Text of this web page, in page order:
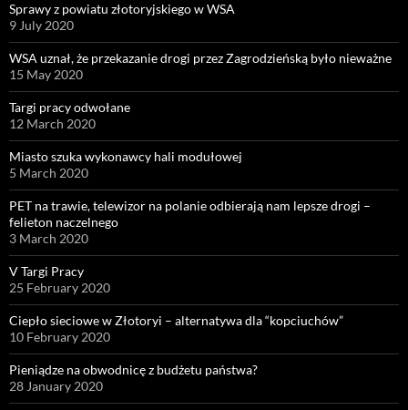
Sprawy z powiatu złotoryjskiego w WSA
9 July 2020
WSA uznał, że przekazanie drogi przez Zagrodzieńską było nieważne
15 May 2020
Targi pracy odwołane
12 March 2020
Miasto szuka wykonawcy hali modułowej
5 March 2020
PET na trawie, telewizor na polanie odbierają nam lepsze drogi –
felieton naczelnego
3 March 2020
V Targi Pracy
25 February 2020
Ciepło sieciowe w Złotoryi – alternatywa dla “kopciuchów”
10 February 2020
Pieniądze na obwodnicę z budżetu państwa?
28 January 2020